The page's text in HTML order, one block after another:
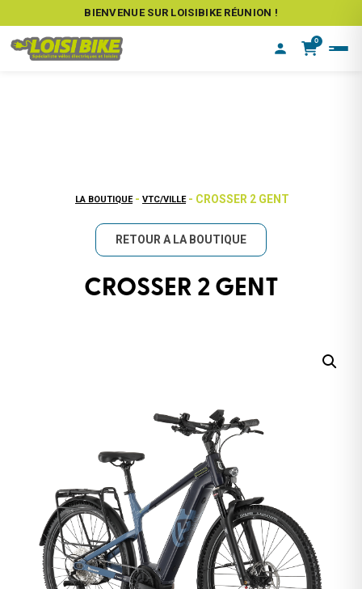
BIENVENUE SUR LOISIBIKE RÉUNION !
0
LA BOUTIQUE - VTC/VILLE - CROSSER 2 GENT
RETOUR A LA BOUTIQUE
CROSSER 2 GENT